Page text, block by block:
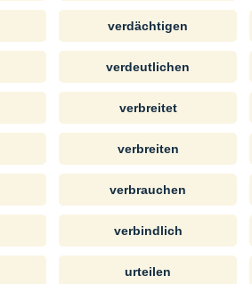
verdächtigen
verdeutlichen
verbreitet
verbreiten
verbrauchen
verbindlich
urteilen